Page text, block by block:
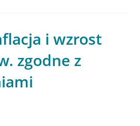
i wzrost
zgodne z